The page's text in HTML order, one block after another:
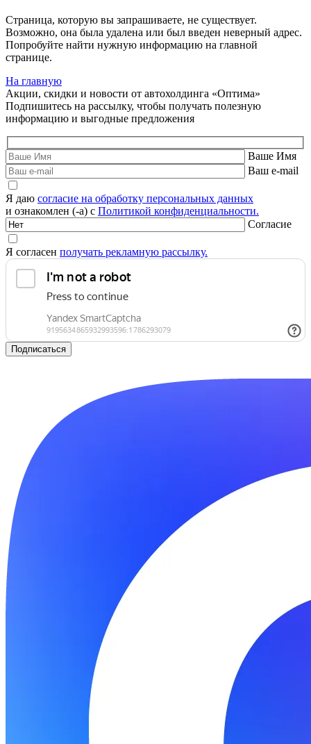
Страница, которую вы запрашиваете, не существует.
Возможно, она была удалена или был введен неверный адрес.
Попробуйте найти нужную информацию на главной
странице.
На главную
Акции, скидки и новости от автохолдинга «Оптима»
Подпишитесь на рассылку, чтобы получать полезную
информацию и выгодные предложения
Ваше Имя
Ваш e-mail
Я даю согласие на обработку персональных данных
и ознакомлен (-а) с Политикой конфиденциальности.
Согласие
Я согласен получать рекламную рассылку.